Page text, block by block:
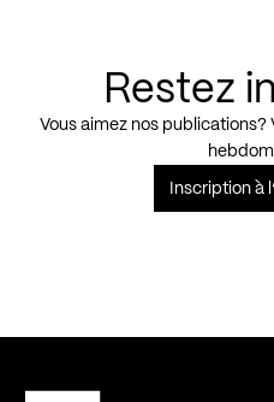
Restez
Vous aimez nos
Inscription à